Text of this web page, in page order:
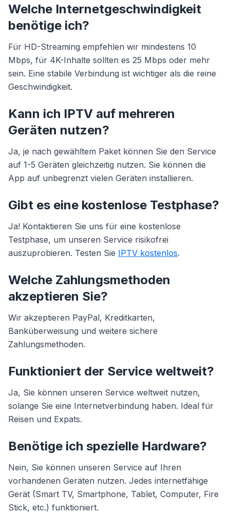
Welche Internetgeschwindigkeit
benötige ich?
Für HD-Streaming empfehlen wir mindestens 10
Mbps, für 4K-Inhalte sollten es 25 Mbps oder mehr
sein. Eine stabile Verbindung ist wichtiger als die reine
Geschwindigkeit.
Kann ich IPTV auf mehreren
Geräten nutzen?
Ja, je nach gewähltem Paket können Sie den Service
auf 1-5 Geräten gleichzeitig nutzen. Sie können die
App auf unbegrenzt vielen Geräten installieren.
Gibt es eine kostenlose Testphase?
Ja! Kontaktieren Sie uns für eine kostenlose
Testphase, um unseren Service risikofrei
auszuprobieren. Testen Sie IPTV kostenlos.
Welche Zahlungsmethoden
akzeptieren Sie?
Wir akzeptieren PayPal, Kreditkarten,
Banküberweisung und weitere sichere
Zahlungsmethoden.
Funktioniert der Service weltweit?
Ja, Sie können unseren Service weltweit nutzen,
solange Sie eine Internetverbindung haben. Ideal für
Reisen und Expats.
Benötige ich spezielle Hardware?
Nein, Sie können unseren Service auf Ihren
vorhandenen Geräten nutzen. Jedes internetfähige
Gerät (Smart TV, Smartphone, Tablet, Computer, Fire
Stick, etc.) funktioniert.